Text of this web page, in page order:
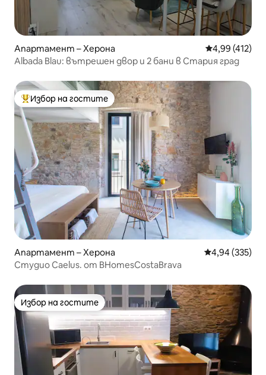
Апартамент – Херона Средна
4,99 (412)
Albada Blau: вътрешен двор и 2 бани в Стария град
Най-популярен избор на гостите
Избор на гостите
Апартамент – Херона Средна
4,94 (335)
Студио Caelus. от BHomesCostaBrava
Избор на гостите
Избор на гостите